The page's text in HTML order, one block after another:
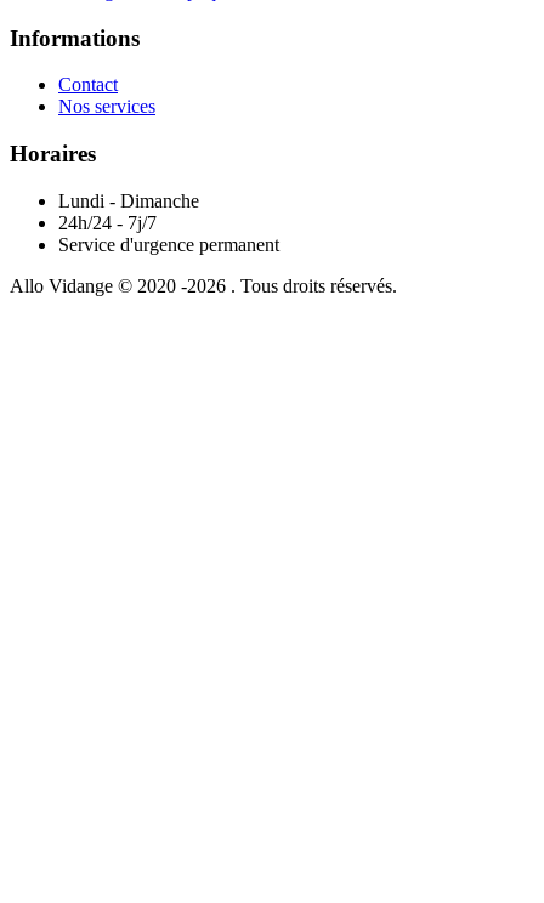
Informations
Contact
Nos services
Horaires
Lundi - Dimanche
24h/24 - 7j/7
Service d'urgence permanent
Allo Vidange © 2020 -2026 . Tous droits réservés.